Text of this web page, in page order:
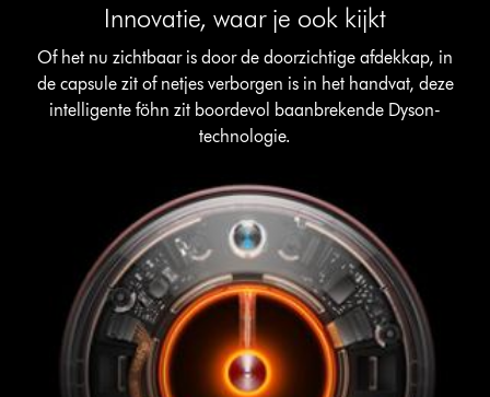
Innovatie, waar je ook kijkt
Of het nu zichtbaar is door de doorzichtige afdekkap, in
de capsule zit of netjes verborgen is in het handvat, deze
intelligente föhn zit boordevol baanbrekende Dyson-
technologie.